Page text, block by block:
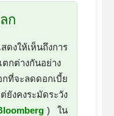
ก
งให้เห็นถึงการ
ตกต่างกันอย่าง
ที่จะลดดอกเบี้ย
งคงระมัดระวัง
) ใน